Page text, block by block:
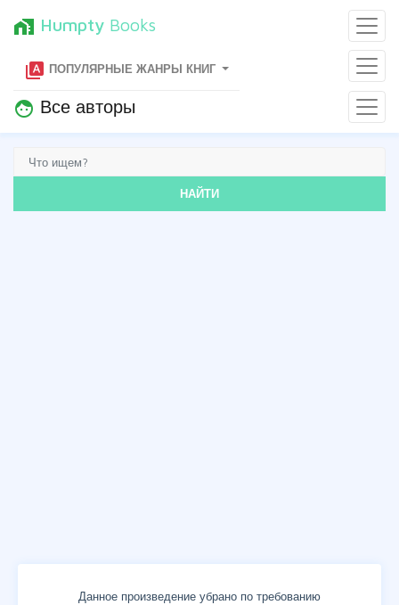
home_work Humpty Books
type_specimen ПОПУЛЯРНЫЕ ЖАНРЫ КНИГ
face Все авторы
НАЙТИ
Данное произведение убрано по требованию